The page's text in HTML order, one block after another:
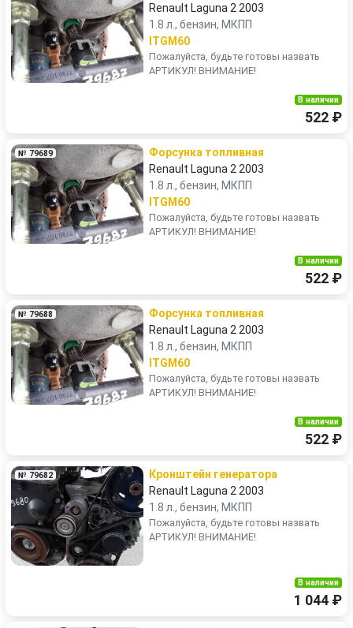
Renault Laguna 2 2003
1.8 л., бензин, МКПП
ITGM60
Пожалуйста, будьте готовы назвать
АРТИКУЛ! ВНИМАНИЕ!
В наличии
522 ₽
№ 79689
Форсунка топливная
Renault Laguna 2 2003
1.8 л., бензин, МКПП
ITGM60
Пожалуйста, будьте готовы назвать
АРТИКУЛ! ВНИМАНИЕ!
В наличии
522 ₽
№ 79688
Форсунка топливная
Renault Laguna 2 2003
1.8 л., бензин, МКПП
ITGM60
Пожалуйста, будьте готовы назвать
АРТИКУЛ! ВНИМАНИЕ!
В наличии
522 ₽
№ 79682
Кронштейн генератора
Renault Laguna 2 2003
1.8 л., бензин, МКПП
Пожалуйста, будьте готовы назвать
АРТИКУЛ! ВНИМАНИЕ!
В наличии
1 044 ₽